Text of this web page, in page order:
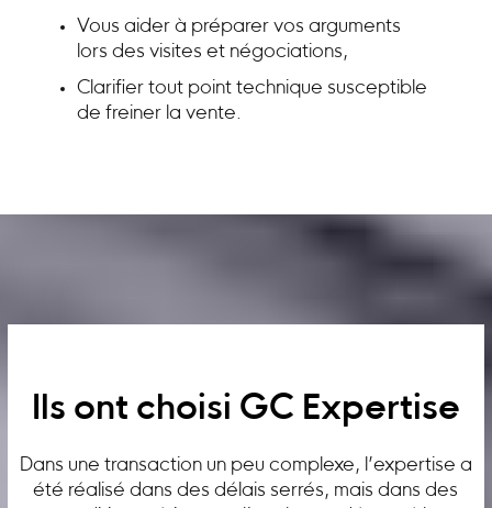
Vous aider à préparer vos arguments
lors des visites et négociations,
Clarifier tout point technique susceptible
de freiner la vente.
Ils ont choisi GC Expertise
Dans une transaction un peu complexe, l’expertise a
été réalisé dans des délais serrés, mais dans des